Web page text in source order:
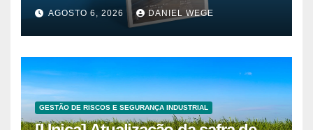
AGOSTO 6, 2026 DANIEL WEGE
GESTÃO DE RISCOS E SEGURANÇA INDUSTRIAL